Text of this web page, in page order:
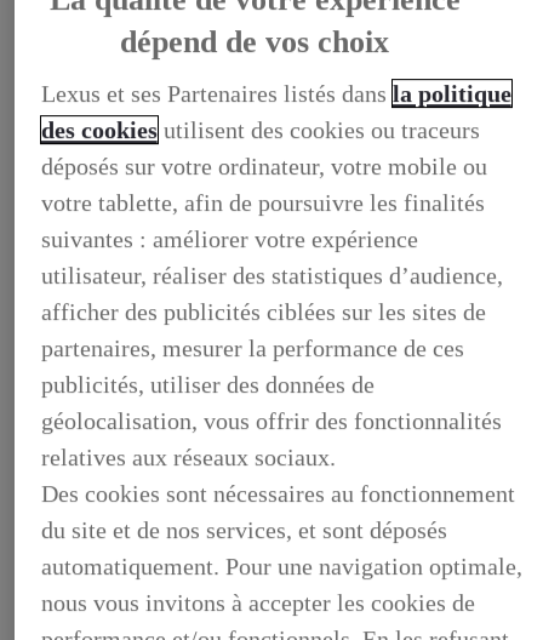
LEXUS PRÉFÉRENCE
DECOUVREZ LES VOITURES D'OCCASION
LABELLISEES LEXUS PREFERENCE
LEXUS PRÉFÉRENCE, DECOUVREZ LES VOITURES
D'OCCASION LABELLISEES LEXUS PREFERENCE
BUSINESS
LES AVANTAGES LEXUS BUSINESS
ELECTRIFIED TESTDRIVE
ELECTRIFIED PROGRAM
NOS OFFRES DU MOMENT
NOS SOLUTIONS DE FINANCEMENT
CONTACTEZ-NOUS
dépend de vos choix
Lexus et ses Partenaires listés dans la politique
des cookiesutilisent des cookies ou traceurs
déposés sur votre ordinateur, votre mobile ou
votre tablette, afin de poursuivre les finalités
suivantes : améliorer votre expérience
utilisateur, réaliser des statistiques d’audience,
afficher des publicités ciblées sur les sites de
partenaires, mesurer la performance de ces
publicités, utiliser des données de
géolocalisation, vous offrir des fonctionnalités
relatives aux réseaux sociaux.
Des cookies sont nécessaires au fonctionnement
du site et de nos services, et sont déposés
automatiquement. Pour une navigation optimale,
nous vous invitons à accepter les cookies de